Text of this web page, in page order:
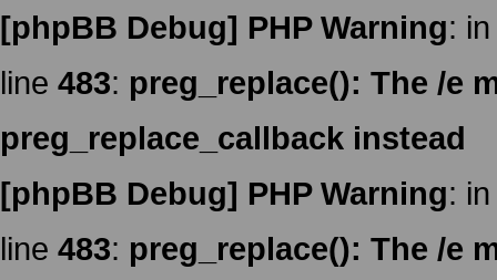
[phpBB Debug] PHP Warning:
line 483: preg_replace(): The /e
preg_replace_callback instead
[phpBB Debug] PHP Warning:
line 483: preg_replace(): The /e